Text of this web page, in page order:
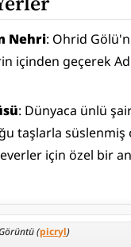
Nehri: Ohrid
içinden geçerek
: Dünyaca ünlü
taşlarla
için özel bir
(picryl)